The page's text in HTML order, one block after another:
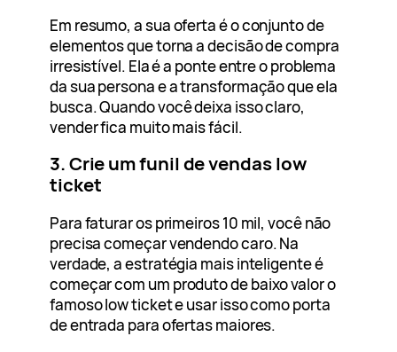
Em resumo, a sua oferta é o conjunto de
elementos que torna a decisão de compra
irresistível. Ela é a ponte entre o problema
da sua persona e a transformação que ela
busca. Quando você deixa isso claro,
vender fica muito mais fácil.
3. Crie um funil de vendas low
ticket
Para faturar os primeiros 10 mil, você não
precisa começar vendendo caro. Na
verdade, a estratégia mais inteligente é
começar com um produto de baixo valor o
famoso low ticket e usar isso como porta
de entrada para ofertas maiores.